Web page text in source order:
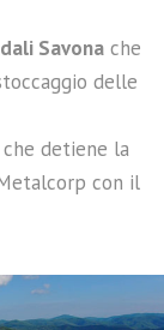
Savonache
delle
detiene la
con il